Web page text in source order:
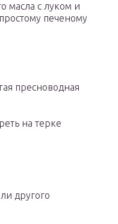
масла с луком и
печеному
пресноводная
на терке
другого